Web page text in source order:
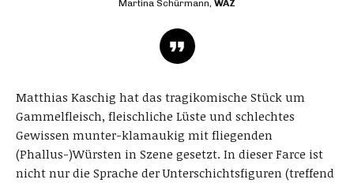
Martina Schürmann, WAZ
Matthias Kaschig hat das tragikomische Stück um
Gammelfleisch, fleischliche Lüste und schlechtes
Gewissen munter-klamaukig mit fliegenden
(Phallus-)Würsten in Szene gesetzt. In dieser Farce ist
nicht nur die Sprache der Unterschichtsfiguren (treffend